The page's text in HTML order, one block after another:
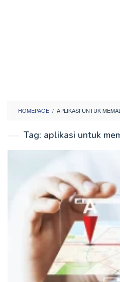
HOMEPAGE / APLIKASI UNTUK
Tag: aplikasi untuk